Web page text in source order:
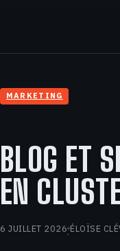
MARKETING
BLOG ET
EN
6 JUILLET 2026·ÉLOÏSE